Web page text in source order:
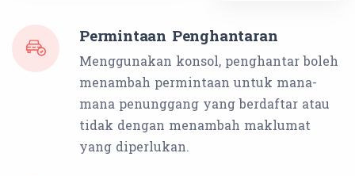
Permintaan Penghantaran
Menggunakan konsol, penghantar boleh
menambah permintaan untuk mana-
mana penunggang yang berdaftar atau
tidak dengan menambah maklumat
yang diperlukan.